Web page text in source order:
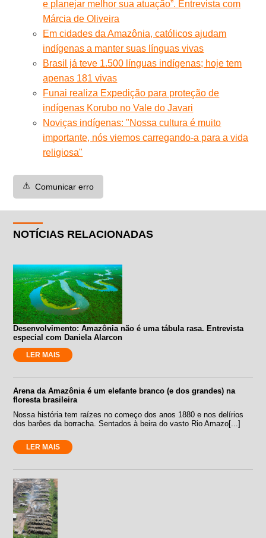
e planejar melhor sua atuação”. Entrevista com
Márcia de Oliveira
Em cidades da Amazônia, católicos ajudam
indígenas a manter suas línguas vivas
Brasil já teve 1.500 línguas indígenas; hoje tem
apenas 181 vivas
Funai realiza Expedição para proteção de
indígenas Korubo no Vale do Javari
Noviças indígenas: "Nossa cultura é muito
importante, nós viemos carregando-a para a vida
religiosa"
⚠️ Comunicar erro
NOTÍCIAS RELACIONADAS
Desenvolvimento: Amazônia não é uma tábula rasa. Entrevista
especial com Daniela Alarcon
LER MAIS
Arena da Amazônia é um elefante branco (e dos grandes) na
floresta brasileira
Nossa história tem raízes no começo dos anos 1880 e nos delírios
dos barões da borracha. Sentados à beira do vasto Rio Amazo[...]
LER MAIS